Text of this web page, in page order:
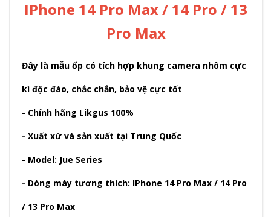
IPhone 14 Pro Max / 14 Pro / 13
Pro Max
Đây là mẫu ốp có tích hợp khung camera nhôm cực
kì độc đáo, chắc chắn, bảo vệ cực tốt
- Chính hãng Likgus 100%
- Xuất xứ và sản xuất tại Trung Quốc
- Model: Jue Series
- Dòng máy tương thích: IPhone 14 Pro Max / 14 Pro
/ 13 Pro Max